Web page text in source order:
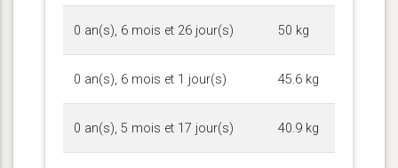
0 an(s), 6 mois et 26 jour(s) 50 kg
0 an(s), 6 mois et 1 jour(s) 45.6 kg
0 an(s), 5 mois et 17 jour(s) 40.9 kg